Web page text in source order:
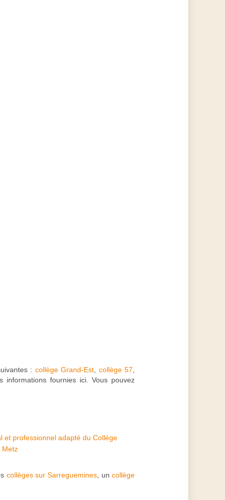
: collège Grand-Est collège 57
fournies ici. Vous pouvez
et professionnel adapté du Collège
Metz
collèges sur Sarreguemines , un collège